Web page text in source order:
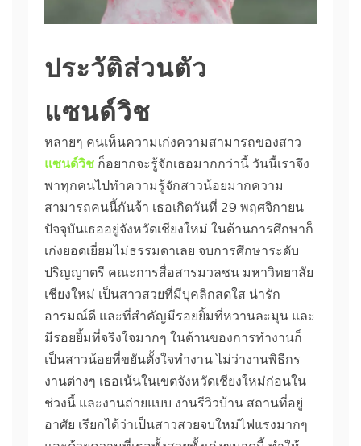
ประวัติส่วนตัว
แซนด์วิช
หลายๆ คนเห็นความเก่งความสามารถของสาว
แซนด์วิช ก็อยากจะรู้จักเธอมากกว่านี้ วันนี้เราจึง
พาทุกคนไปทำความรู้จักสาวน้อยมากความ
สามารถคนนี้กันจ้า เธอเกิดวันที่ 29 พฤศจิกายน
ปัจจุบันเธออยู่จังหวัดเชียงใหม่ ในด้านการศึกษาก็
เก่งยอดเยี่ยมไม่ธรรมดาเลย จบการศึกษาระดับ
ปริญญาตรี คณะการสื่อสารมวลชน มหาวิทยาลัย
เชียงใหม่ เป็นสาวสวยที่มีบุคลิกสดใส น่ารัก
อารมณ์ดี และที่สำคัญมีรอยยิ้มที่หวานละมุน และ
มีรอยยิ้มที่จริงใจมากๆ ในด้านของการทำงานก็
เป็นสาวน้อยที่ขยันตั้งใจทำงาน ไม่ว่างานพิธีกร
งานต่างๆ เธอเน้นในเขตจังหวัดเชียงใหม่ก่อนใน
ช่วงนี้ และงานถ่ายแบบ งานรีวิวบ้าน สถานที่อยู่
อาศัย เรียกได้ว่าเป็นสาวสวยจบใหม่ไฟแรงมากๆ